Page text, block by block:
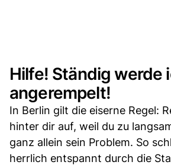
Hilfe! Ständig werde
angerempelt!
In Berlin gilt die eiserne Regel:
hinter dir auf, weil du zu
ganz allein sein Problem. So
herrlich entspannt durch die